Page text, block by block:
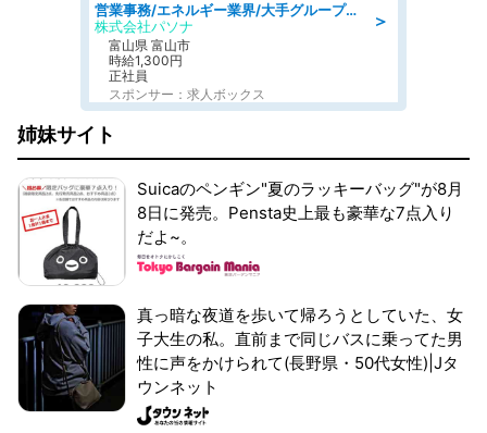
＞
営業事務/エネルギー業界/大手グループでの購買のお仕事/駅近/車通勤可/営業事務
株式会社パソナ
富山県 富山市
時給1,300円
正社員
スポンサー：求人ボックス
姉妹サイト
Suicaのペンギン"夏のラッキーバッグ"が8月
8日に発売。Pensta史上最も豪華な7点入り
だよ~。
真っ暗な夜道を歩いて帰ろうとしていた、女
子大生の私。直前まで同じバスに乗ってた男
性に声をかけられて(長野県・50代女性)|Jタ
ウンネット